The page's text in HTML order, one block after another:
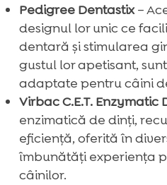
Pedigree Dentastix–
designul lor unic ce
dentară și stimularea
gustul lor apetisant,
adaptate pentru câini
Virbac C.E.T. Enzymatic
enzimatică de dinți,
eficiență, oferită în
îmbunătăți experiența
câinilor.